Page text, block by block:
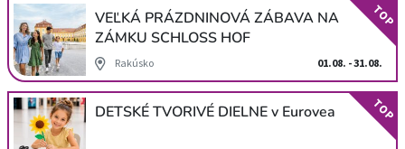
VEĽKÁ PRÁZDNINOVÁ ZÁBAVA NA
ZÁMKU SCHLOSS HOF
Rakúsko 01.08. - 31.08.
TOP
DETSKÉ TVORIVÉ DIELNE v Eurovea TOP